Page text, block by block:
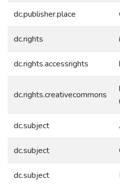
dc.publisher.place
dc.rights
dc.rights.accessrights
dc.rights.creativecommons
dc.subject
dc.subject
dc.subject